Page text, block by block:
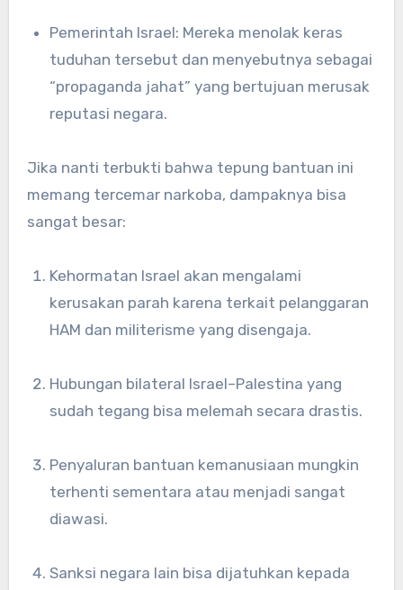
Pemerintah Israel: Mereka menolak keras
tuduhan tersebut dan menyebutnya sebagai
“propaganda jahat” yang bertujuan merusak
reputasi negara.
Jika nanti terbukti bahwa tepung bantuan ini
memang tercemar narkoba, dampaknya bisa
sangat besar:
Kehormatan Israel akan mengalami
kerusakan parah karena terkait pelanggaran
HAM dan militerisme yang disengaja.
Hubungan bilateral Israel–Palestina yang
sudah tegang bisa melemah secara drastis.
Penyaluran bantuan kemanusiaan mungkin
terhenti sementara atau menjadi sangat
diawasi.
Sanksi negara lain bisa dijatuhkan kepada